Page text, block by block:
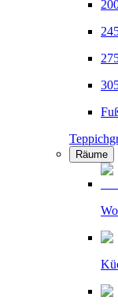
Räume